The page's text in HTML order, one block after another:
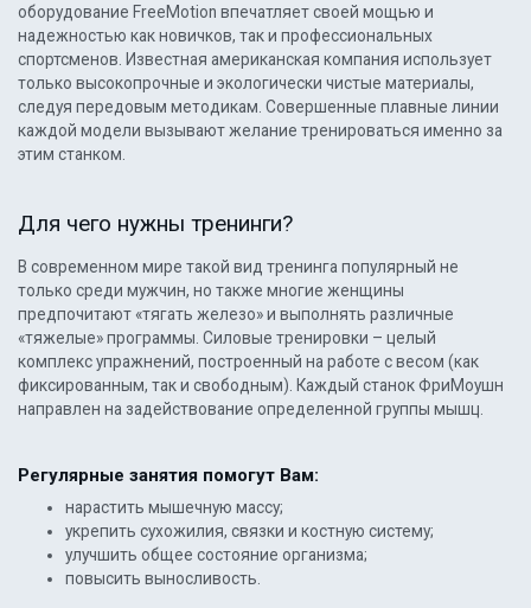
оборудование FreeMotion впечатляет своей мощью и
надежностью как новичков, так и профессиональных
спортсменов. Известная американская компания использует
только высокопрочные и экологически чистые материалы,
следуя передовым методикам. Совершенные плавные линии
каждой модели вызывают желание тренироваться именно за
этим станком.
Для чего нужны тренинги?
В современном мире такой вид тренинга популярный не
только среди мужчин, но также многие женщины
предпочитают «тягать железо» и выполнять различные
«тяжелые» программы. Силовые тренировки – целый
комплекс упражнений, построенный на работе с весом (как
фиксированным, так и свободным). Каждый станок ФриМоушн
направлен на задействование определенной группы мышц.
Регулярные занятия помогут Вам:
нарастить мышечную массу;
укрепить сухожилия, связки и костную систему;
улучшить общее состояние организма;
повысить выносливость.